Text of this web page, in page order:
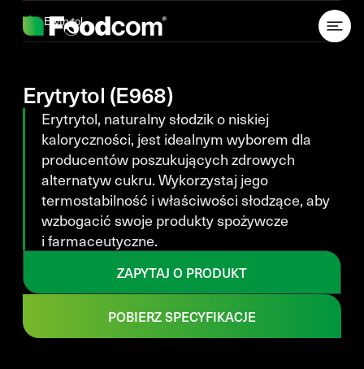
Erytrytol
Erytrytol (E968)
Erytrytol, naturalny słodzik o niskiej
kaloryczności, jest idealnym wyborem dla
producentów poszukujących zdrowych
alternatyw cukru. Wykorzystaj jego
termostabilność i właściwości słodzące, aby
wzbogacić swoje produkty spożywcze
i farmaceutyczne.
ZAPYTAJ O PRODUKT
POBIERZ SPECYFIKACJE